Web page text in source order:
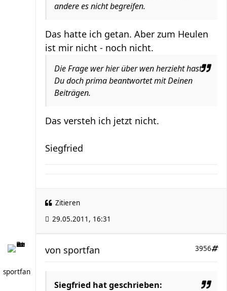
andere es nicht begreifen.
Das hatte ich getan. Aber zum Heulen
ist mir nicht - noch nicht.
Die Frage wer hier über wen herzieht hast
Du doch prima beantwortet mit Deinen
Beiträgen.
Das versteh ich jetzt nicht.
Siegfried
Zitieren
29.05.2011, 16:31
sportfan
3956
von sportfan
Siegfried hat geschrieben: